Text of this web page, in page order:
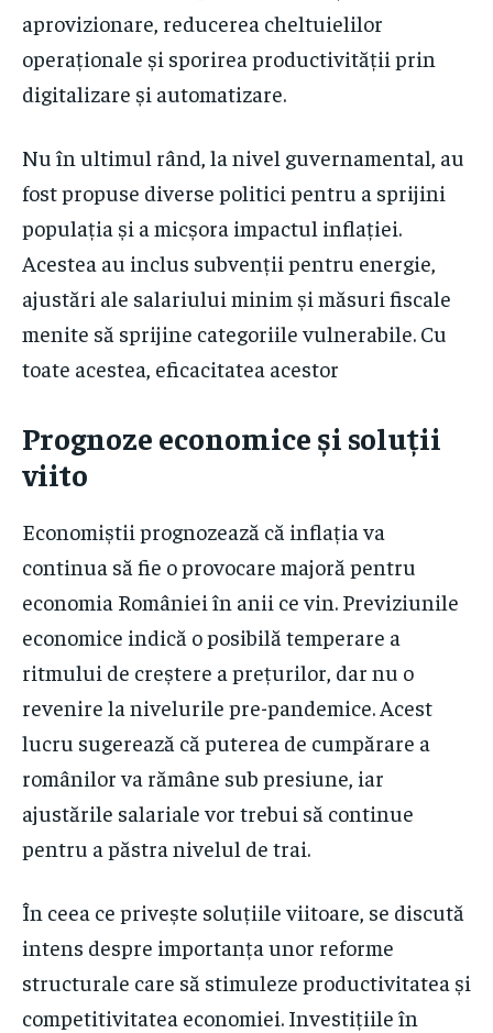
aprovizionare, reducerea cheltuielilor
operaționale și sporirea productivității prin
digitalizare și automatizare.
Nu în ultimul rând, la nivel guvernamental, au
fost propuse diverse politici pentru a sprijini
populația și a micșora impactul inflației.
Acestea au inclus subvenții pentru energie,
ajustări ale salariului minim și măsuri fiscale
menite să sprijine categoriile vulnerabile. Cu
toate acestea, eficacitatea acestor
Prognoze economice și soluții
viito
Economiștii prognozează că inflația va
continua să fie o provocare majoră pentru
economia României în anii ce vin. Previziunile
economice indică o posibilă temperare a
ritmului de creștere a prețurilor, dar nu o
revenire la nivelurile pre-pandemice. Acest
lucru sugerează că puterea de cumpărare a
românilor va rămâne sub presiune, iar
ajustările salariale vor trebui să continue
pentru a păstra nivelul de trai.
În ceea ce privește soluțiile viitoare, se discută
intens despre importanța unor reforme
structurale care să stimuleze productivitatea și
competitivitatea economiei. Investițiile în